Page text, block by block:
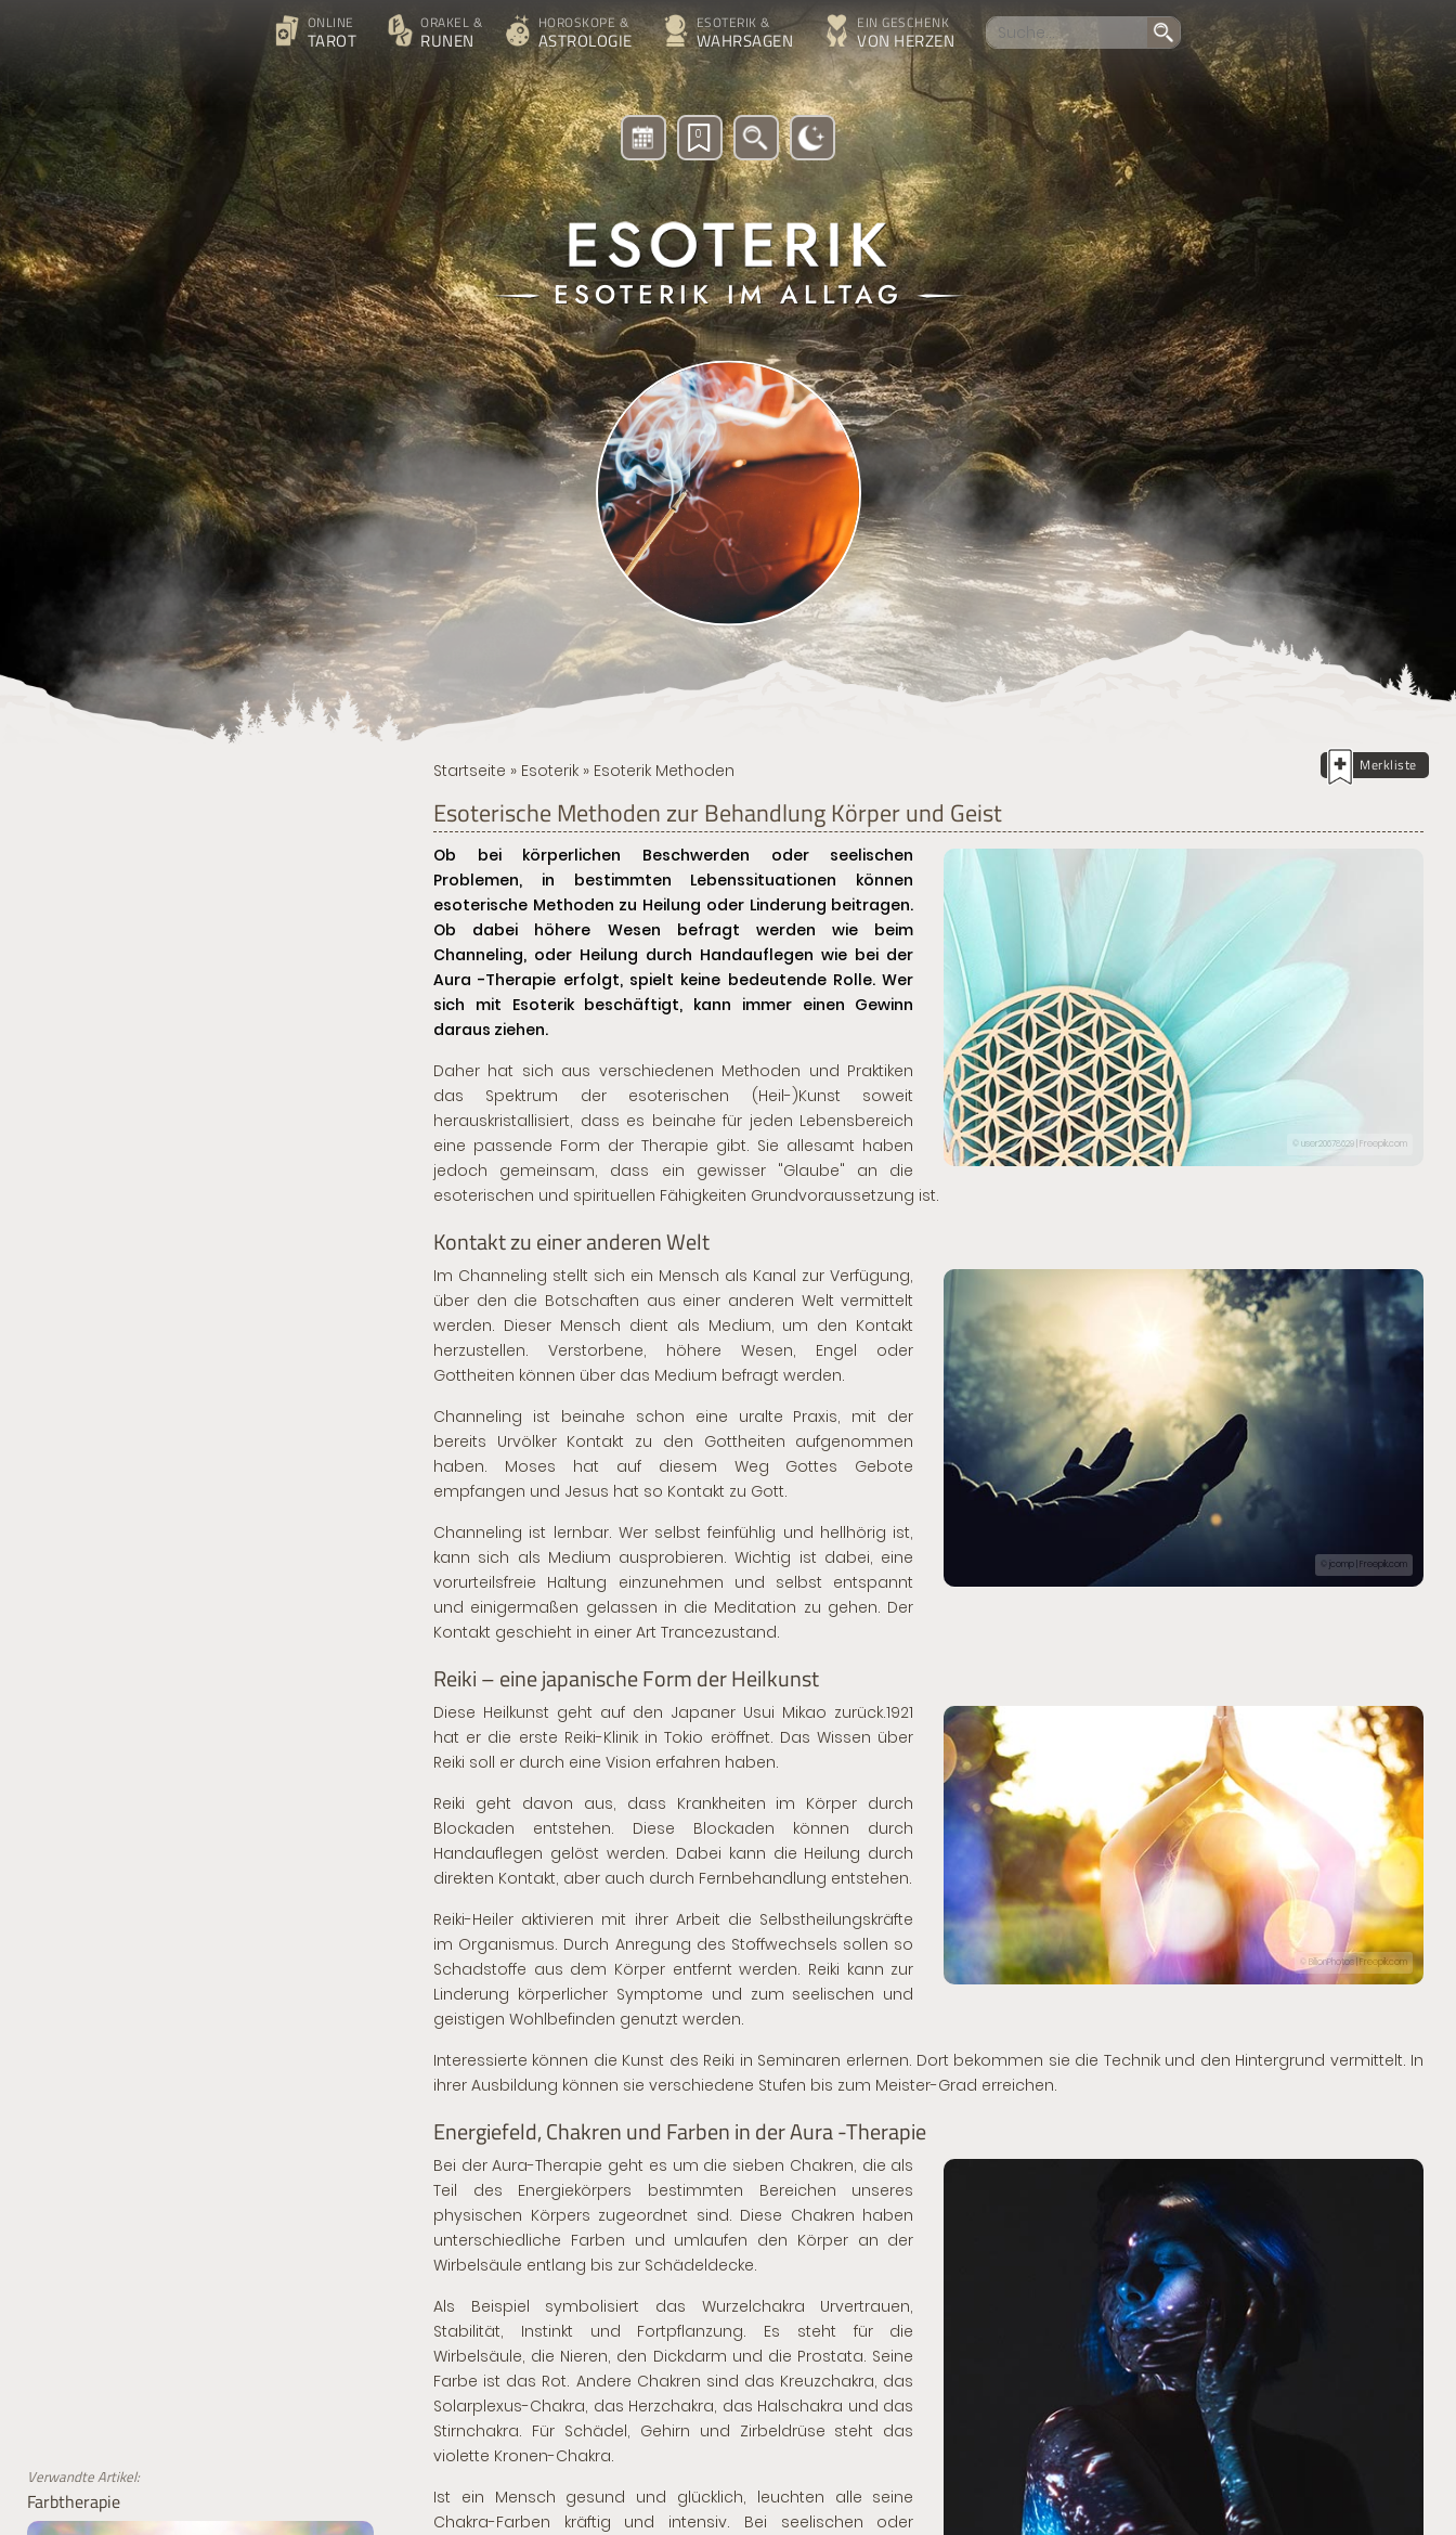
ONLINE
TAROT
ORAKEL &
RUNEN
HOROSKOPE &
ASTROLOGIE
ESOTERIK &
WAHRSAGEN
EIN GESCHENK
VON HERZEN
0
ESOTERIK IM ALLTAG
Merkliste
Verwandte Artikel:
Farbtherapie
Startseite » Esoterik » Esoterik Methoden
Esoterische Methoden zur Behandlung Körper und Geist
© user20678629 | Freepik.com
Ob bei körperlichen Beschwerden oder seelischen
Problemen, in bestimmten Lebenssituationen können
esoterische Methoden zu Heilung oder Linderung beitragen.
Ob dabei höhere Wesen befragt werden wie beim
Channeling, oder Heilung durch Handauflegen wie bei der
Aura -Therapie erfolgt, spielt keine bedeutende Rolle. Wer
sich mit Esoterik beschäftigt, kann immer einen Gewinn
daraus ziehen.
Daher hat sich aus verschiedenen Methoden und Praktiken
das Spektrum der esoterischen (Heil-)Kunst soweit
herauskristallisiert, dass es beinahe für jeden Lebensbereich
eine passende Form der Therapie gibt. Sie allesamt haben
jedoch gemeinsam, dass ein gewisser "Glaube" an die
esoterischen und spirituellen Fähigkeiten Grundvoraussetzung ist.
Kontakt zu einer anderen Welt
© jcomp | Freepik.com
Im Channeling stellt sich ein Mensch als Kanal zur Verfügung,
über den die Botschaften aus einer anderen Welt vermittelt
werden. Dieser Mensch dient als Medium, um den Kontakt
herzustellen. Verstorbene, höhere Wesen, Engel oder
Gottheiten können über das Medium befragt werden.
Channeling ist beinahe schon eine uralte Praxis, mit der
bereits Urvölker Kontakt zu den Gottheiten aufgenommen
haben. Moses hat auf diesem Weg Gottes Gebote
empfangen und Jesus hat so Kontakt zu Gott.
Channeling ist lernbar. Wer selbst feinfühlig und hellhörig ist,
kann sich als Medium ausprobieren. Wichtig ist dabei, eine
vorurteilsfreie Haltung einzunehmen und selbst entspannt
und einigermaßen gelassen in die Meditation zu gehen. Der
Kontakt geschieht in einer Art Trancezustand.
Reiki – eine japanische Form der Heilkunst
© BillionPhotos | Freepik.com
Diese Heilkunst geht auf den Japaner Usui Mikao zurück.1921
hat er die erste Reiki-Klinik in Tokio eröffnet. Das Wissen über
Reiki soll er durch eine Vision erfahren haben.
Reiki geht davon aus, dass Krankheiten im Körper durch
Blockaden entstehen. Diese Blockaden können durch
Handauflegen gelöst werden. Dabei kann die Heilung durch
direkten Kontakt, aber auch durch Fernbehandlung entstehen.
Reiki-Heiler aktivieren mit ihrer Arbeit die Selbstheilungskräfte
im Organismus. Durch Anregung des Stoffwechsels sollen so
Schadstoffe aus dem Körper entfernt werden. Reiki kann zur
Linderung körperlicher Symptome und zum seelischen und
geistigen Wohlbefinden genutzt werden.
Interessierte können die Kunst des Reiki in Seminaren erlernen. Dort bekommen sie die Technik und den Hintergrund vermittelt. In
ihrer Ausbildung können sie verschiedene Stufen bis zum Meister-Grad erreichen.
Energiefeld, Chakren und Farben in der Aura -Therapie
Bei der Aura-Therapie geht es um die sieben Chakren, die als
Teil des Energiekörpers bestimmten Bereichen unseres
physischen Körpers zugeordnet sind. Diese Chakren haben
unterschiedliche Farben und umlaufen den Körper an der
Wirbelsäule entlang bis zur Schädeldecke.
Als Beispiel symbolisiert das Wurzelchakra Urvertrauen,
Stabilität, Instinkt und Fortpflanzung. Es steht für die
Wirbelsäule, die Nieren, den Dickdarm und die Prostata. Seine
Farbe ist das Rot. Andere Chakren sind das Kreuzchakra, das
Solarplexus-Chakra, das Herzchakra, das Halschakra und das
Stirnchakra. Für Schädel, Gehirn und Zirbeldrüse steht das
violette Kronen-Chakra.
Ist ein Mensch gesund und glücklich, leuchten alle seine
Chakra-Farben kräftig und intensiv. Bei seelischen oder